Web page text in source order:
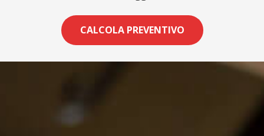
CALCOLA PREVENTIVO